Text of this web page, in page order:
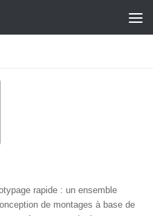
rapide : un ensemble
de montages à base de